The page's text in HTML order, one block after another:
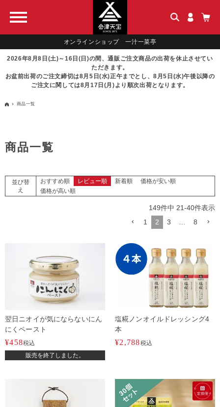
オンラインショップ 一汁一菜亭
2026年8月8日(土)～16日(日)の間、通販ご注文商品の出荷を休止させてい
ただきます。
お盆前出荷のご注文締切は8月5日(水)正午までとし、8月5日(水)午後以降の
ご注文に関しては8月17日(月)より順次出荷となります。
商品一覧
商品一覧
並び替
え
おすすめ順 レビュー順 新着順
価格が安い順
価格が高い順
149件中 21-40件表示
1
2 3 8
翌日ニオイが気にならないにん
にくペースト
¥458税込
販売を終了しました。
塩糀ノンオイルドレッシング4
本
¥2,788税込